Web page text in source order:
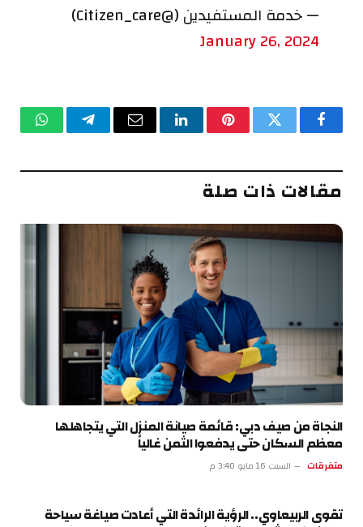
— خدمة المستفيدين (@Citizen_care)
January 26, 2024
فيسبوكتويتر بينتيريستلينكدإنالبريد تيلقرام
مقالات ذات صلة
النجاة من صيف دبي: قائمة صيانة المنزل التي يتجاهلها
معظم السكان حتى يدفعوا الثمن غالياً
متفرقات السبت 16 مايو 3:40 م
تقوى الربيعاوي.. الرؤية الرائدة التي أعادت صياغة سياحة